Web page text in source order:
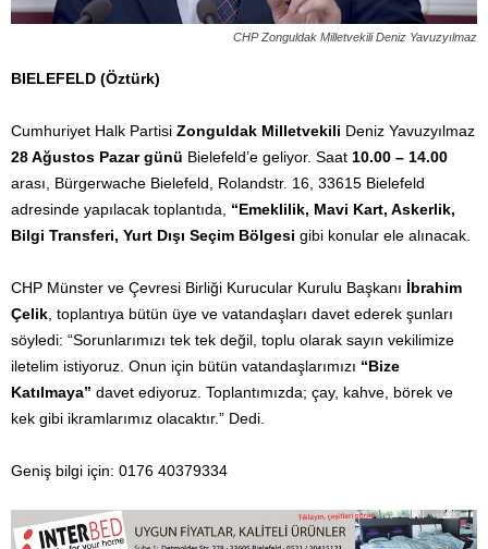
CHP Zonguldak Milletvekili Deniz Yavuzyılmaz
BIELEFELD (Öztürk)
Cumhuriyet Halk Partisi Zonguldak Milletvekili Deniz Yavuzyılmaz
28 Ağustos Pazar günü Bielefeld’e geliyor. Saat 10.00 – 14.00
arası, Bürgerwache Bielefeld, Rolandstr. 16, 33615 Bielefeld
adresinde yapılacak toplantıda, “Emeklilik, Mavi Kart, Askerlik,
Bilgi Transferi, Yurt Dışı Seçim Bölgesi gibi konular ele alınacak.
CHP Münster ve Çevresi Birliği Kurucular Kurulu Başkanı İbrahim
Çelik , toplantıya bütün üye ve vatandaşları davet ederek şunları
söyledi: “Sorunlarımızı tek tek değil, toplu olarak sayın vekilimize
iletelim istiyoruz. Onun için bütün vatandaşlarımızı “Bize
Katılmaya” davet ediyoruz. Toplantımızda; çay, kahve, börek ve
kek gibi ikramlarımız olacaktır.” Dedi.
Geniş bilgi için: 0176 40379334